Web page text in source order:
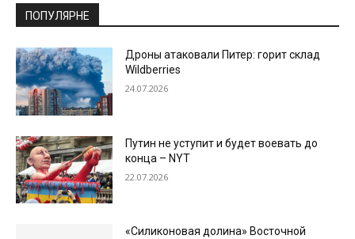
ПОПУЛЯРНЕ
Дроны атаковали Питер: горит склад
Wildberries
24.07.2026
Путин не уступит и будет воевать до
конца – NYT
22.07.2026
«Силиконовая долина» Восточной